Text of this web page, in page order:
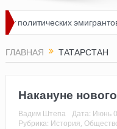
эмигрантов
ГЛАВНАЯ ТАТАРСТАН
Накануне
Вадим Штепа Дата: Июнь
Рубрика: История